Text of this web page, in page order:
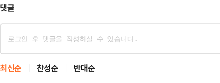
댓글
최신순 찬성순 반대순